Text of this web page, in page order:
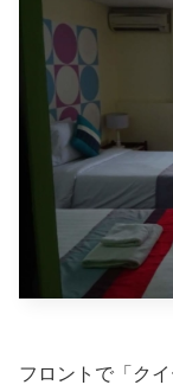
フロントで「ク